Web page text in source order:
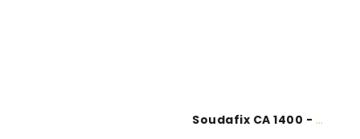
Soudafix CA 1400 - Soudal